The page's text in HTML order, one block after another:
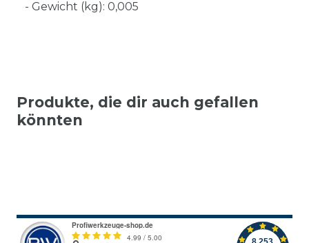
- Gewicht (kg): 0,005
Produkte, die dir auch gefallen
könnten